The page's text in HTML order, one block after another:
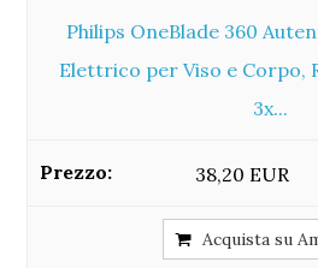
Philips OneBlade 360
Elettrico per Viso e Corpo,
3x...
38,20 EUR
Acquista su